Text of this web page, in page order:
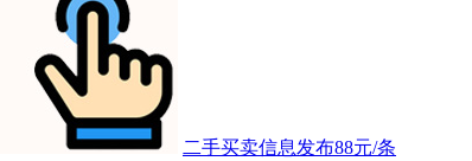
二手买卖信息发布88元/条